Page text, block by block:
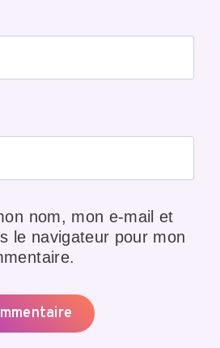
nom, mon e-mail et
le navigateur pour mon